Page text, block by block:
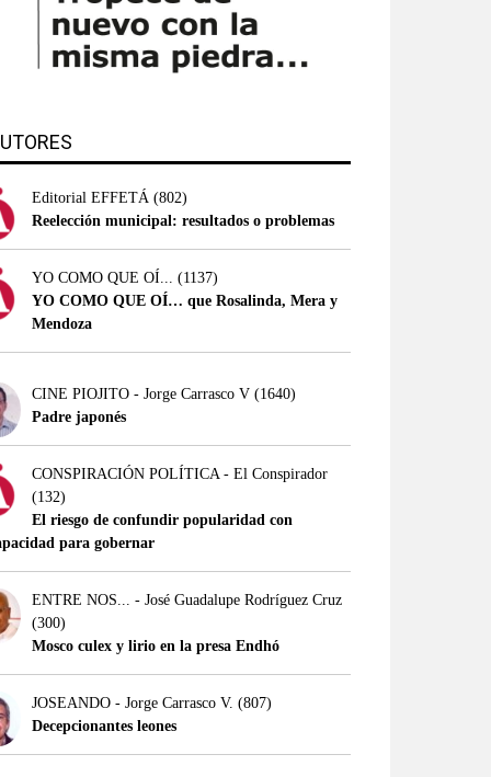
Editorial EFFETÁ (802)
Reelección municipal: resultados o problemas
YO COMO QUE OÍ... (1137)
YO COMO QUE OÍ… que Rosalinda, Mera y
Mendoza
CINE PIOJITO - Jorge Carrasco V (1640)
Padre japonés
CONSPIRACIÓN POLÍTICA - El Conspirador
(132)
El riesgo de confundir popularidad con
para gobernar
ENTRE NOS... - José Guadalupe Rodríguez Cruz
(300)
Mosco culex y lirio en la presa Endhó
JOSEANDO - Jorge Carrasco V. (807)
Decepcionantes leones